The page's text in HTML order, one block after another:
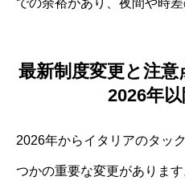
での余裕があり、夜間や時
最新制度変更と注
2026年
2026年からイタリアのタッ
つかの重要な変更がありま